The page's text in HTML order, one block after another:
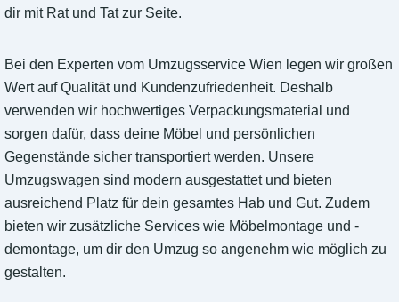
dir mit Rat und Tat zur Seite.
Bei den Experten vom Umzugsservice Wien legen wir großen
Wert auf Qualität und Kundenzufriedenheit. Deshalb
verwenden wir hochwertiges Verpackungsmaterial und
sorgen dafür, dass deine Möbel und persönlichen
Gegenstände sicher transportiert werden. Unsere
Umzugswagen sind modern ausgestattet und bieten
ausreichend Platz für dein gesamtes Hab und Gut. Zudem
bieten wir zusätzliche Services wie Möbelmontage und -
demontage, um dir den Umzug so angenehm wie möglich zu
gestalten.